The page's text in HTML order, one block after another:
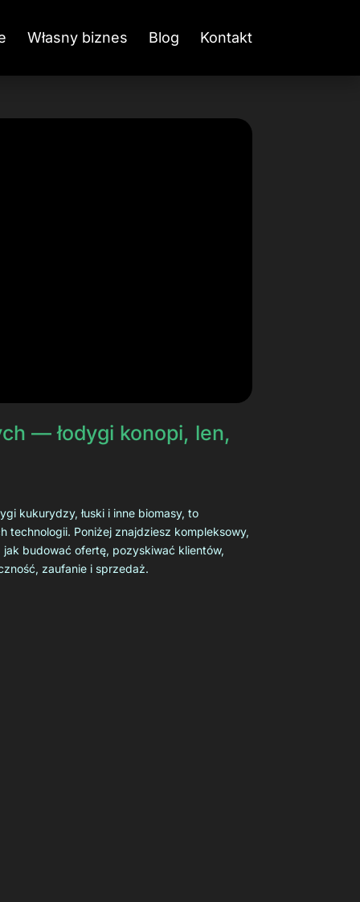
Własny biznes Blog Kontakt
— łodygi konopi, len,
kukurydzy, łuski i inne biomasy, to
technologii. Poniżej znajdziesz kompleksowy,
budować ofertę, pozyskiwać klientów,
zaufanie i sprzedaż.